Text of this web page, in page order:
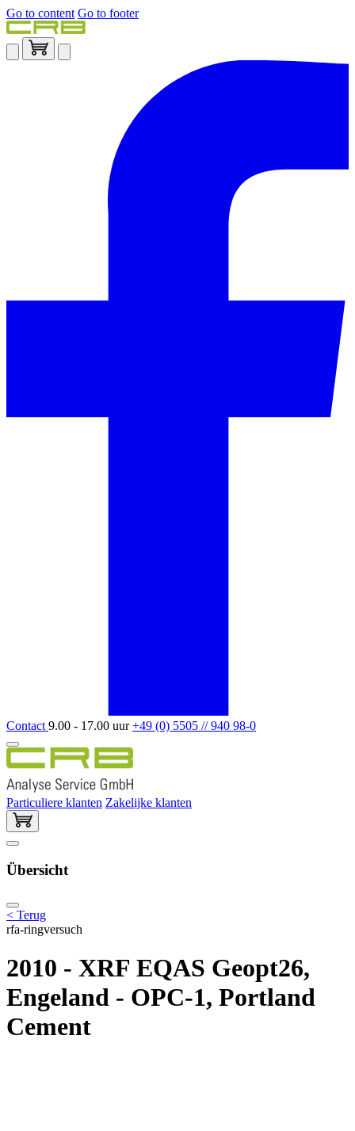
Go to content Go to footer
Contact 9.00 - 17.00 uur+49 (0) 5505 // 940 98-0
Particuliere klanten Zakelijke klanten
Übersicht
< Terug
rfa-ringversuch
2010 - XRF EQAS Geopt26,
Engeland - OPC-1, Portland
Cement